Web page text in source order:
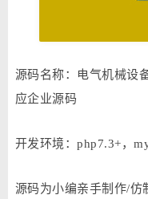
源码名称：电气机械设
应企业源码
开发环境：php7.3+，
源码为小编亲手制作/仿